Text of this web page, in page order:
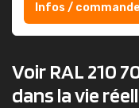
Infos / commande
Voir RAL 210
dans la vie